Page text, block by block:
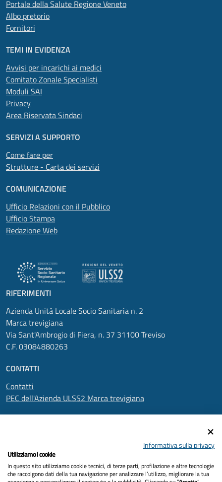
Portale della Salute Regione Veneto
Albo pretorio
Fornitori
TEMI IN EVIDENZA
Avvisi per incarichi ai medici
Comitato Zonale Specialisti
Moduli SAI
Privacy
Area Riservata Sindaci
SERVIZI A SUPPORTO
Come fare per
Strutture - Carta dei servizi
COMUNICAZIONE
Ufficio Relazioni con il Pubblico
Ufficio Stampa
Redazione Web
RIFERIMENTI
Azienda Unità Locale Socio Sanitaria n. 2
Marca trevigiana
Via Sant'Ambrogio di Fiera, n. 37 31100 Treviso
C.F. 03084880263
CONTATTI
Contatti
PEC dell'Azienda ULSS2 Marca trevigiana
Informativa privacy
Informativa sulla privacy
Utilizziamo i cookie
In questo sito utilizziamo cookie tecnici, di terze parti, profilazione e altre tecnologie
che raccolgono dati della tua navigazione per analizzare l’utilizzo, migliorare la tua